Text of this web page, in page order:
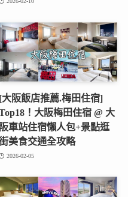
[大阪飯店推薦.梅田住宿]
！大阪梅田住宿 @ 大
阪車站住宿懶人包+景點逛
美食交通全攻略
2026-02-05